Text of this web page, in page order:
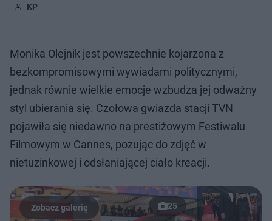
KP
Monika Olejnik jest powszechnie kojarzona z
bezkompromisowymi wywiadami politycznymi,
jednak równie wielkie emocje wzbudza jej odważny
styl ubierania się. Czołowa gwiazda stacji TVN
pojawiła się niedawno na prestiżowym Festiwalu
Filmowym w Cannes, pozując do zdjęć w
nietuzinkowej i odsłaniającej ciało kreacji.
25